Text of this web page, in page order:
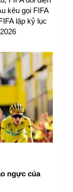
kêu gọi FIFA
lập kỷ lục
ngực của